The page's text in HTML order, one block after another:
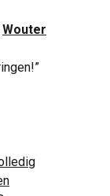
Wouter